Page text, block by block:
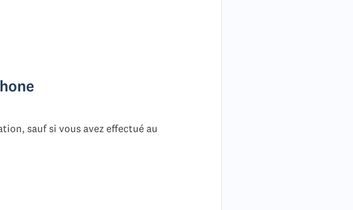
sauf si vous avez effectué au